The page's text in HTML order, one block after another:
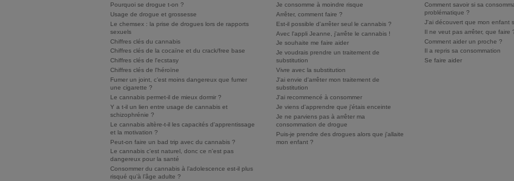
Pourquoi se drogue t-on ?
Usage de drogue et grossesse
Le chemsex : la prise de drogues lors de rapports
sexuels
Chiffres clés du cannabis
Chiffres clés de la cocaïne et du crack/free base
Chiffres clés de l'ecstasy
Chiffres clés de l'héroïne
Fumer un joint, c’est moins dangereux que fumer
une cigarette ?
Le cannabis permet-il de mieux dormir ?
Y a t-il un lien entre usage de cannabis et
schizophrénie ?
Le cannabis altère-t-il les capacités d'apprentissage
et la motivation ?
Peut-on faire un bad trip avec du cannabis ?
Le cannabis c'est naturel, donc ce n'est pas
dangereux pour la santé
Consommer du cannabis à l’adolescence est-il plus
risqué qu’à l’âge adulte ?
Je consomme à moindre risque
Arrêter, comment faire ?
Est-il possible d'arrêter seul le cannabis ?
Avec l'appli Jeanne, j'arrête le cannabis !
Je souhaite me faire aider
Je voudrais prendre un traitement de
substitution
Vivre avec la substitution
J'ai envie d'arrêter mon traitement de
substitution
J'ai recommencé à consommer
Je viens d'apprendre que j'étais enceinte
Je ne parviens pas à arrêter ma
consommation de drogue
Puis-je prendre des drogues alors que j'allaite
mon enfant ?
Comment savoir si sa
problématique ?
J'ai découvert que mon enfant
Il ne veut pas arrêter, que faire
Comment aider un proche ?
Il a repris sa consommation
Se faire aider